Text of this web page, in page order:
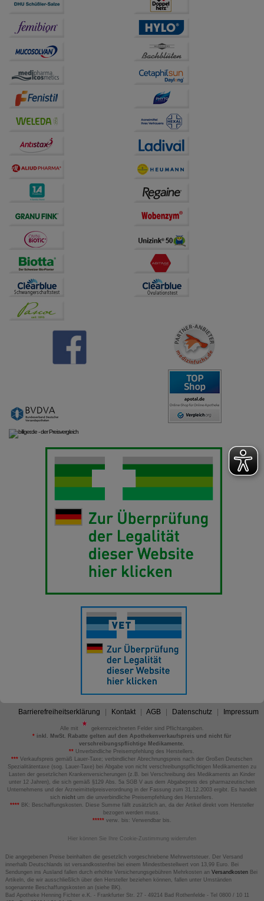
Barrierefreiheitserklärung Kontakt AGB Datenschutz Impressum
Alle mit
gekennzeichneten Felder sind Pflichtangaben.
*inkl. MwSt. Rabatte gelten auf den Apothekenverkaufspreis und nicht für
verschreibungspflichtige Medikamente.
** Unverbindliche Preisempfehlung des Herstellers.
*** Verkaufspreis gemäß Lauer-Taxe; verbindlicher Abrechnungspreis nach der Großen Deutschen
Spezialitätentaxe (sog. Lauer-Taxe) bei Abgabe von nicht verschreibungspflichtigen Medikamenten zu
Lasten der gesetzlichen Krankenversicherungen (z.B. bei Verschreibung des Medikaments an Kinder
unter 12 Jahren), die sich gemäß §129 Abs. 5a SGB V aus dem Abgabepreis des pharmazeutischen
Unternehmens und der Arzneimittelpreisverordnung in der Fassung zum 31.12.2003 ergibt. Es handelt
sich nicht um die unverbindliche Preisempfehlung des Herstellers.
****BK: Beschaffungskosten. Diese Summe fällt zusätzlich an, da der Artikel direkt vom Hersteller
bezogen werden muss.
*****verw. bis: Verwendbar bis.
Hier können Sie Ihre Cookie-Zustimmung widerrufen
Die angegebenen Preise beinhalten die gesetzlich vorgeschriebene Mehrwertsteuer. Der Versand
innerhalb Deutschlands ist versandkostenfrei bei einem Mindestbestellwert von 13,99 Euro. Bei
Sendungen ins Ausland fallen durch erhöhte Versicherungsgebühren Mehrkosten an VersandkostenBei
Artikeln, die wir ausschließlich über den Hersteller beziehen können, fallen unter Umständen
sogenannte Beschaffungskosten an (siehe BK).
Bad Apotheke Henning Fichter e.K. - Frankfurter Str. 27 - 49214 Bad Rothenfelde - Tel 0800 / 10 11